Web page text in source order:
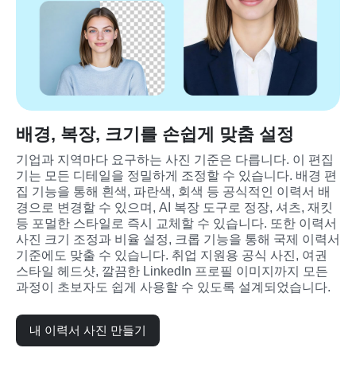
배경, 복장, 크기를 손쉽게 맞춤 설정
기업과 지역마다 요구하는 사진 기준은 다릅니다. 이 편집
기는 모든 디테일을 정밀하게 조정할 수 있습니다. 배경 편
집 기능을 통해 흰색, 파란색, 회색 등 공식적인 이력서 배
경으로 변경할 수 있으며, AI 복장 도구로 정장, 셔츠, 재킷
등 포멀한 스타일로 즉시 교체할 수 있습니다. 또한 이력서
사진 크기 조정과 비율 설정, 크롭 기능을 통해 국제 이력서
기준에도 맞출 수 있습니다. 취업 지원용 공식 사진, 여권
스타일 헤드샷, 깔끔한 LinkedIn 프로필 이미지까지 모든
과정이 초보자도 쉽게 사용할 수 있도록 설계되었습니다.
내 이력서 사진 만들기